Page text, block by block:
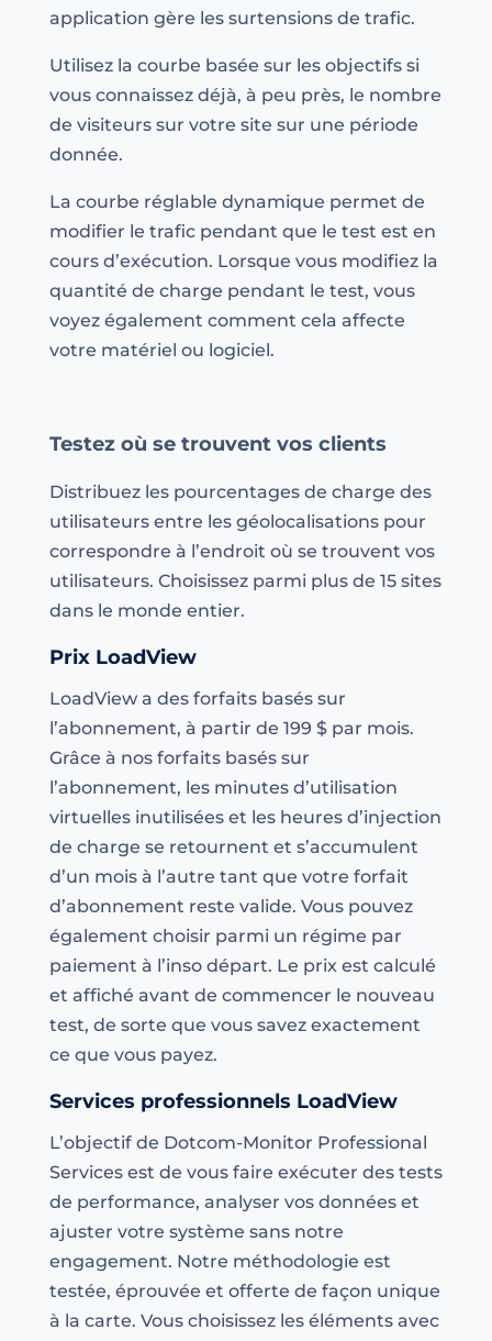
application gère les surtensions de trafic.
Utilisez la courbe basée sur les objectifs si
vous connaissez déjà, à peu près, le nombre
de visiteurs sur votre site sur une période
donnée.
La courbe réglable dynamique permet de
modifier le trafic pendant que le test est en
cours d’exécution. Lorsque vous modifiez la
quantité de charge pendant le test, vous
voyez également comment cela affecte
votre matériel ou logiciel.
Testez où se trouvent vos clients
Distribuez les pourcentages de charge des
utilisateurs entre les géolocalisations pour
correspondre à l’endroit où se trouvent vos
utilisateurs. Choisissez parmi plus de 15 sites
dans le monde entier.
Prix LoadView
LoadView a des forfaits basés sur
l’abonnement, à partir de 199 $ par mois.
Grâce à nos forfaits basés sur
l’abonnement, les minutes d’utilisation
virtuelles inutilisées et les heures d’injection
de charge se retournent et s’accumulent
d’un mois à l’autre tant que votre forfait
d’abonnement reste valide. Vous pouvez
également choisir parmi un régime par
paiement à l’inso départ. Le prix est calculé
et affiché avant de commencer le nouveau
test, de sorte que vous savez exactement
ce que vous payez.
Services professionnels LoadView
L’objectif de Dotcom-Monitor Professional
Services est de vous faire exécuter des tests
de performance, analyser vos données et
ajuster votre système sans notre
engagement. Notre méthodologie est
testée, éprouvée et offerte de façon unique
à la carte. Vous choisissez les éléments avec